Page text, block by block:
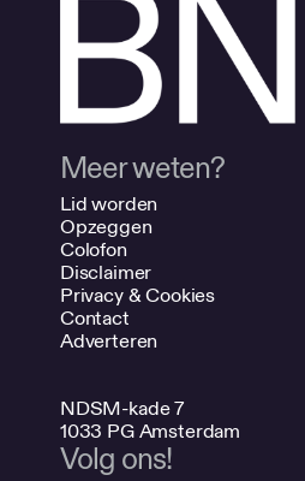
Meer weten?
Lid worden
Opzeggen
Colofon
Disclaimer
Privacy & Cookies
Contact
Adverteren
NDSM-kade 7
1033 PG Amsterdam
Volg ons!